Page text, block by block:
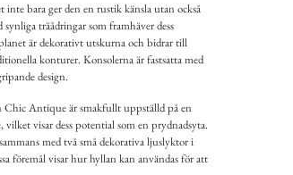
bara ger den en rustik känsla utan också
träådringar som framhäver dess
är dekorativt utskurna och bidrar till
konturer. Konsolerna är fastsatta med
design.
Antique är smakfullt uppställd på en
visar dess potential som en prydnadsyta.
med två små dekorativa ljuslyktor i
föremål visar hur hyllan kan användas för att